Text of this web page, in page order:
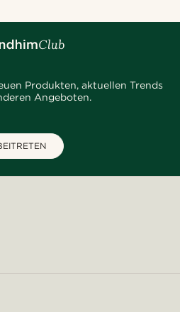
Produkten, aktuellen Trends
Angeboten.